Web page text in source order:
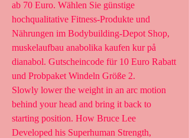
ab 70 Euro. Wählen Sie günstige
hochqualitative Fitness-Produkte und
Nährungen im Bodybuilding-Depot Shop,
muskelaufbau anabolika kaufen kur på
dianabol. Gutscheincode für 10 Euro Rabatt
und Probpaket Windeln Größe 2.
Slowly lower the weight in an arc motion
behind your head and bring it back to
starting position. How Bruce Lee
Developed his Superhuman Strength,